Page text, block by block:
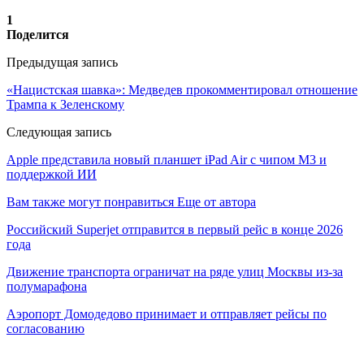
1
Поделится
Предыдущая запись
«Нацистская шавка»: Медведев прокомментировал отношение
Трампа к Зеленскому
Следующая запись
Apple представила новый планшет iPad Air с чипом М3 и
поддержкой ИИ
Вам также могут понравиться Еще от автора
Российский Superjet отправится в первый рейс в конце 2026
года
Движение транспорта ограничат на ряде улиц Москвы из-за
полумарафона
Аэропорт Домодедово принимает и отправляет рейсы по
согласованию